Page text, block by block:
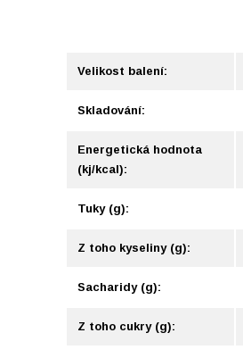
Velikost balení:
Skladování:
Energetická hodnota
(kj/kcal):
Tuky (g):
Z toho kyseliny (g):
Sacharidy (g):
Z toho cukry (g):